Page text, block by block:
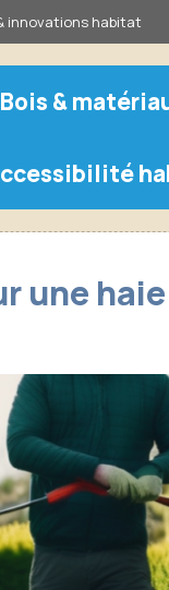
innovations habitat
Bois &
une